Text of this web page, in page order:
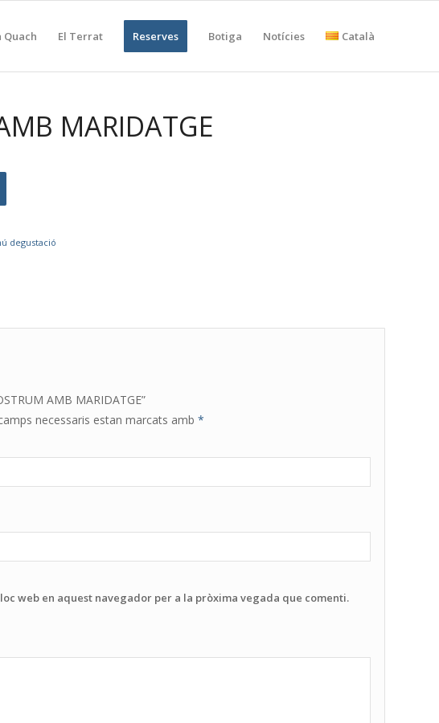
Quach El Terrat Reserves Botiga Notícies Català
MARIDATGE
degustació
AMB MARIDATGE”
necessaris estan marcats amb*
web en aquest navegador per a la pròxima vegada que comenti.